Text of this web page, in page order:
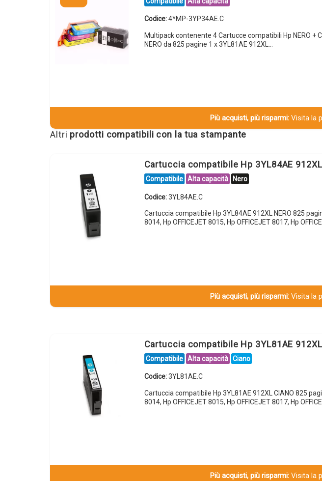
Codice:4*MP-3YP34AE.C
Multipack contenente 4 Cartucce compatibili Hp NERO +
NERO da 825 pagine 1 x 3YL81AE 912XL…
Più acquisti, più risparmi:Visita la
Altri prodotti compatibili con la tua stampante
Cartuccia compatibile Hp 3YL84AE 912XL
Compatibile Alta capacità Nero
Codice:3YL84AE.C
Cartuccia compatibile Hp 3YL84AE 912XL NERO 825
8014, Hp OFFICEJET 8015, Hp OFFICEJET 8017, Hp
Più acquisti, più risparmi:Visita la
Cartuccia compatibile Hp 3YL81AE
Compatibile Alta capacità Ciano
Codice:3YL81AE.C
Cartuccia compatibile Hp 3YL81AE 912XL CIANO 825
8014, Hp OFFICEJET 8015, Hp OFFICEJET 8017, Hp
Più acquisti, più risparmi:Visita la